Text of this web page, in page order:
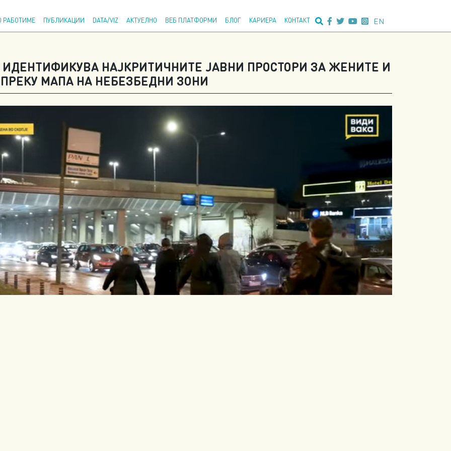
РАБОТИМЕ ПУБЛИКАЦИИ DATA/VIZ АКТУЕЛНО ВЕБ ПЛАТФОРМИ БЛОГ КАРИЕРА КОНТАКТ EN
ИДЕНТИФИКУВА НАЈКРИТИЧНИТЕ ЈАВНИ ПРОСТОРИ ЗА ЖЕНИТЕ И
МАПА НА НЕБЕЗБЕДНИ ЗОНИ